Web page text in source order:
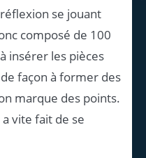
se jouant
composé de 100
insérer les pièces
façon à former des
marque des points.
vite fait de se